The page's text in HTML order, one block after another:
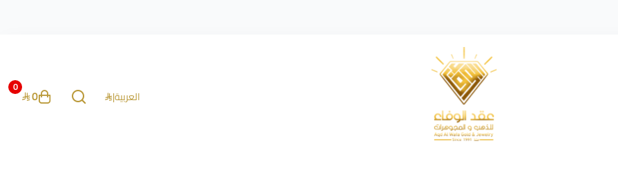
شركة عقد الوفاء للذهب العربية|
0 0